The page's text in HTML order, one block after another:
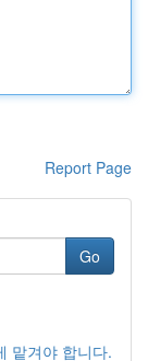
Report Page
Go
맡겨야 합니다.